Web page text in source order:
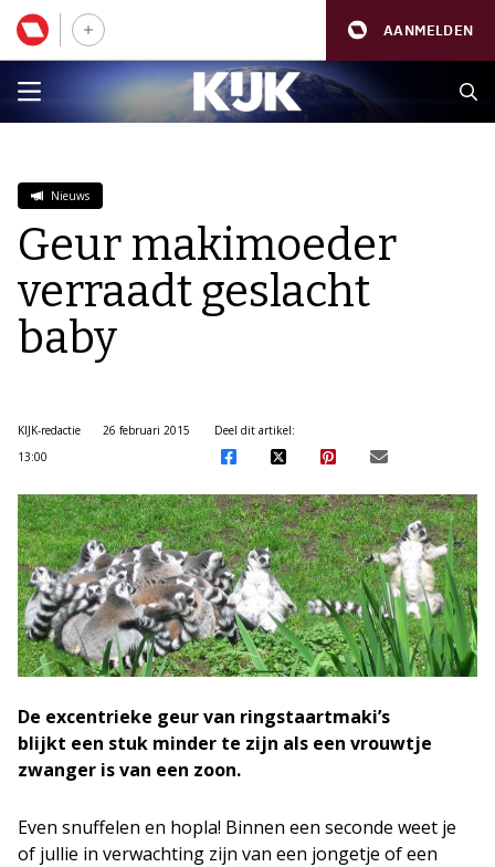
AANMELDEN
Nieuws
Geur makimoeder
verraadt geslacht
baby
KIJK-redactie
26 februari 2015
13:00
Deel dit artikel:
De excentrieke geur van ringstaartmaki’s
blijkt een stuk minder te zijn als een vrouwtje
zwanger is van een zoon.
Even snuffelen en hopla! Binnen een seconde weet je
of jullie in verwachting zijn van een jongetje of een